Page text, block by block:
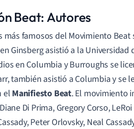
Beat: Autores
más famosos del Movimiento Beat
Ginsberg asistió a la
en Columbia y Burroughs se
también asistió a Columbia y se
el Manifiesto Beat. El movimiento
Di Prima, Gregory Corso,
Peter Orlovsky, Neal